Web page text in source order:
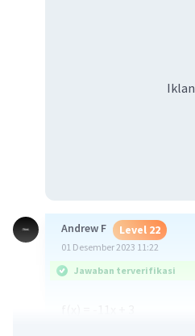
Iklan
Andrew F Level 22
01 Desember 2023 11:22
Jawaban terverifikasi